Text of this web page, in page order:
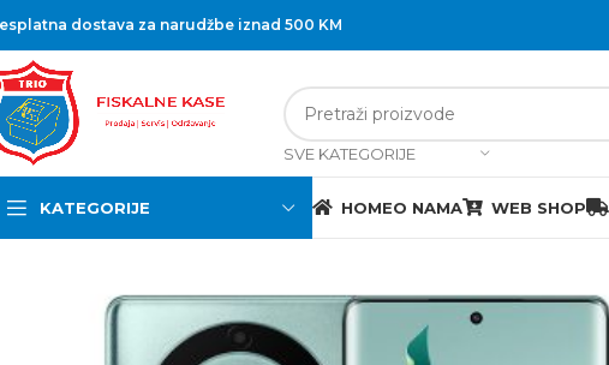
dostava za narudžbe iznad 500 KM
SVE KATEGORIJE
KATEGORIJE HOMEO NAMA WEB SHOP